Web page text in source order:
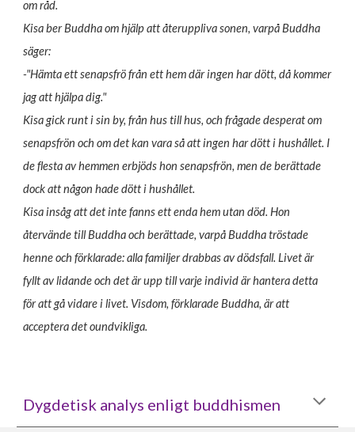
om råd.
Kisa ber Buddha om hjälp att återuppliva sonen, varpå Buddha
säger:
-"Hämta ett senapsfrö från ett hem där ingen har dött, då kommer
jag att hjälpa dig."
Kisa gick runt i sin by, från hus till hus, och frågade desperat om
senapsfrön och om det kan vara så att ingen har dött i hushållet. I
de flesta av hemmen erbjöds hon senapsfrön, men de berättade
dock att någon hade dött i hushållet.
Kisa insåg att det inte fanns ett enda hem utan död. Hon
återvände till Buddha och berättade, varpå Buddha tröstade
henne och förklarade: alla familjer drabbas av dödsfall. Livet är
fyllt av lidande och det är upp till varje individ är hantera detta
för att gå vidare i livet. Visdom, förklarade Buddha, är att
acceptera det oundvikliga.
Dygdetisk analys enligt buddhismen